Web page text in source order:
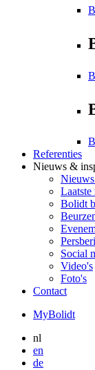
Referenties
Nieuws &
Nieuws
Laatste
Bolidt
Social
Video's
Foto's
Contact
MyBolidt
nl
en
de